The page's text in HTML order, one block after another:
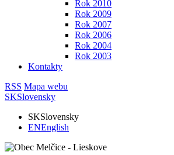
Rok 2010
Rok 2009
Rok 2007
Rok 2006
Rok 2004
Rok 2003
Kontakty
RSS Mapa webu
SKSlovensky
SKSlovensky
ENEnglish